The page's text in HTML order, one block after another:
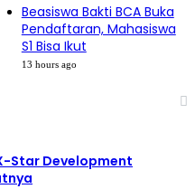
Beasiswa Bakti BCA Buka
Pendaftaran, Mahasiswa
S1 Bisa Ikut
13 hours ago
Star Development